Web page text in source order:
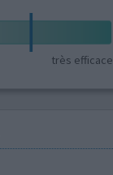
très efficace